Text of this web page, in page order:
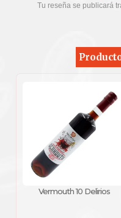
Tu reseña se publicará
Vermouth 10 Delirios